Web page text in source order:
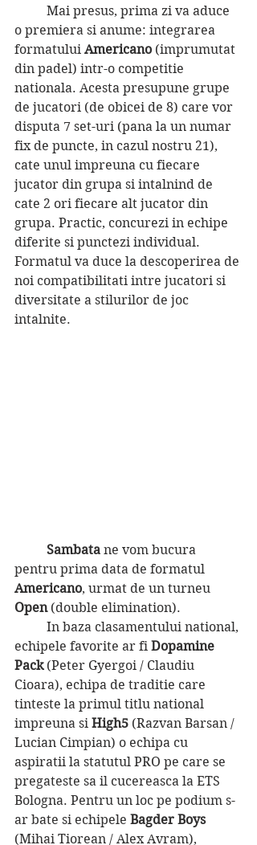
o premiera si anume: integrarea
formatului Americano (imprumutat
din padel) intr-o competitie
nationala. Acesta presupune grupe
de jucatori (de obicei de 8) care vor
disputa 7 set-uri (pana la un numar
fix de puncte, in cazul nostru 21),
cate unul impreuna cu fiecare
jucator din grupa si intalnind de
cate 2 ori fiecare alt jucator din
grupa. Practic, concurezi in echipe
diferite si punctezi individual.
Formatul va duce la descoperirea de
noi compatibilitati intre jucatori si
diversitate a stilurilor de joc
intalnite.
Sambata ne vom bucura
pentru prima data de formatul
Americano, urmat de un turneu
Open (double elimination).
echipele favorite ar fi Dopamine
Pack (Peter Gyergoi / Claudiu
Cioara), echipa de traditie care
tinteste la primul titlu national
impreuna si High5 (Razvan Barsan /
Lucian Cimpian) o echipa cu
aspiratii la statutul PRO pe care se
pregateste sa il cucereasca la ETS
Bologna. Pentru un loc pe podium s-
ar bate si echipele Bagder Boys
(Mihai Tiorean / Alex Avram),